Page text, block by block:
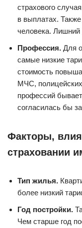
страхового
в выплатах.
человека. Лишний
Профессия. Для
самые низкие
стоимость
МЧС,
профессий
согласилась бы
Факторы,
страховании
Тип жилья.
более низкий
Год постройки.
Чем старше год